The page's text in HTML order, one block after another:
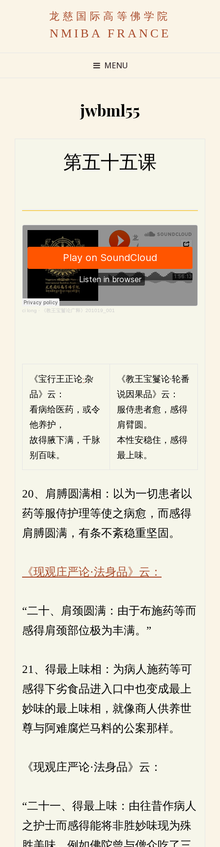
龙慈国际高等佛学院
NMIBA FRANCE
MENU
jwbml55
第五十五课
ci long · 《教王宝鬘论广释》201019_001
《宝行王正论·杂
品》云：
看病给医药，或令
他养护，
故得腋下满，千脉
别百味。
《教王宝鬘论·轮番
说因果品》云：
服侍患者愈，感得
肩臂圆。
本性安稳住，感得
最上味。
20、肩膊圆满相：以为一切患者以
药等服侍护理等使之病愈，而感得
肩膊圆满，有条不紊稳重坚固。
《现观庄严论·法身品》云：
“二十、肩颈圆满：由于布施药等而
感得肩颈部位极为丰满。”
21、得最上味相：为病人施药等可
感得下劣食品进入口中也变成最上
妙味的最上味相，就像商人供养世
尊与阿难腐烂马料的公案那样。
《现观庄严论·法身品》云：
“二十一、得最上味：由往昔作病人
之护士而感得能将非胜妙味现为殊